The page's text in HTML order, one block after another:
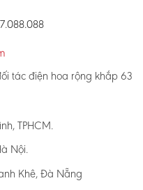
tác điện hoa rộng khắp 63
TPHCM.
Nội.
Khê, Đà Nẵng